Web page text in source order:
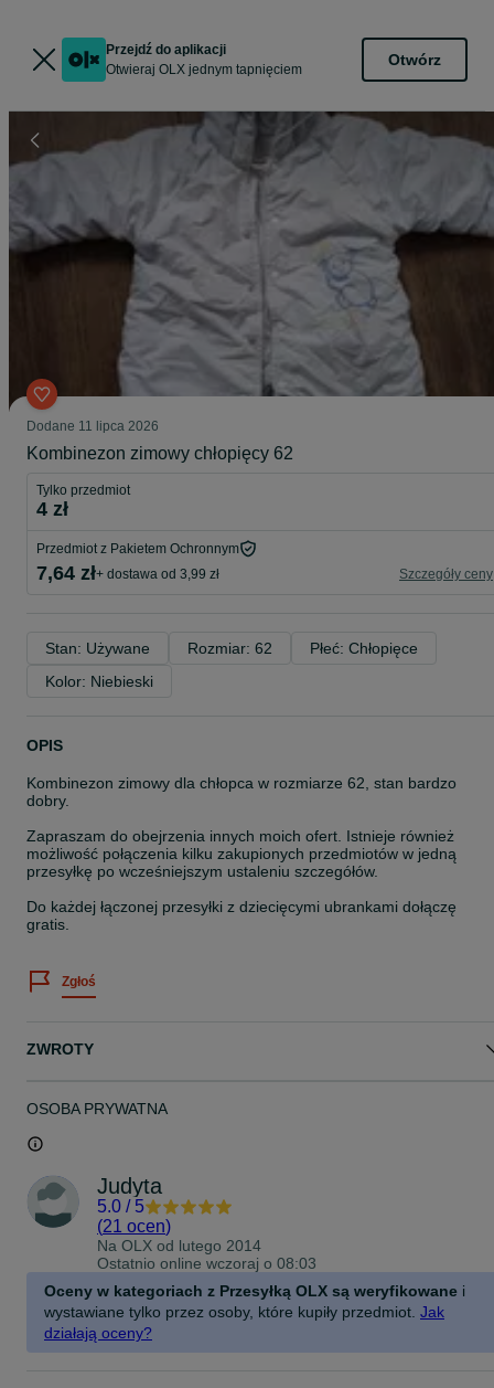
Przejdź do aplikacji
Otwieraj OLX jednym tapnięciem
Otwórz
Dodane 11 lipca 2026
Kombinezon zimowy chłopięcy 62
Tylko przedmiot
4 zł
Przedmiot z Pakietem Ochronnym
7,64 zł+ dostawa od 3,99 zł Szczegóły ceny
Stan: Używane Rozmiar: 62
Płeć: Chłopięce
Kolor: Niebieski
OPIS
Kombinezon zimowy dla chłopca w rozmiarze 62, stan bardzo
dobry.
Zapraszam do obejrzenia innych moich ofert. Istnieje również
możliwość połączenia kilku zakupionych przedmiotów w jedną
przesyłkę po wcześniejszym ustaleniu szczegółów.
Do każdej łączonej przesyłki z dziecięcymi ubrankami dołączę
gratis.
Zgłoś
ZWROTY
OSOBA PRYWATNA
Judyta
5.0 / 5
(21 ocen)
Na OLX od lutego 2014
Ostatnio online wczoraj o 08:03
Oceny w kategoriach z Przesyłką OLX są weryfikowane i
wystawiane tylko przez osoby, które kupiły przedmiot. Jak
działają oceny?